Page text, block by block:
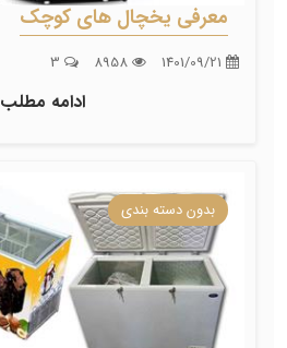
معرفی یخچال های کوچک
ادامه مطلب
بدون دسته بندی